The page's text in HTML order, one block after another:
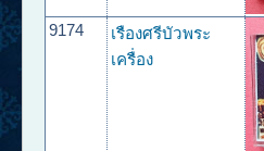
9174
เรืองศรีบัวพระ
เครื่อง